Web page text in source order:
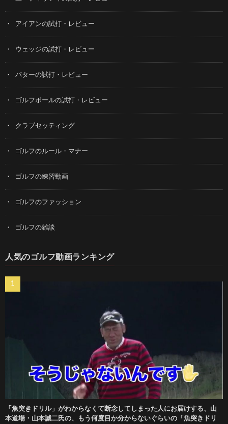
アイアンの試打・レビュー
ウェッジの試打・レビュー
パターの試打・レビュー
ゴルフボールの試打・レビュー
クラブセッティング
ゴルフのルール・マナー
ゴルフの練習動画
ゴルフのファッション
ゴルフの雑談
人気のゴルフ動画ランキング
「魚突きドリル」がわからなくて断念してしまった人にお届けする、山
本道場・山本誠二氏の、もう何度目か分からないぐらいの「魚突きドリ